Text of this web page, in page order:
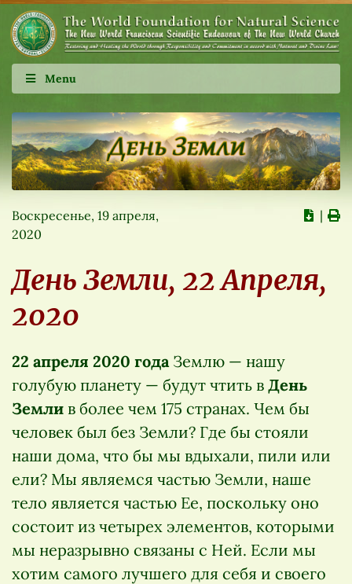
Menu
Воскресенье, 19 апреля,
2020
∣
День Земли, 22 Апреля,
2020
22 апреля 2020 года Землю — нашу
голубую планету — будут чтить в День
Земли в более чем 175 странах. Чем бы
человек был без Земли? Где бы стояли
наши дома, что бы мы вдыхали, пили или
ели? Мы являемся частью Земли, наше
тело является частью Ее, поскольку оно
состоит из четырех элементов, которыми
мы неразрывно связаны с Ней. Если мы
хотим самого лучшего для себя и своего